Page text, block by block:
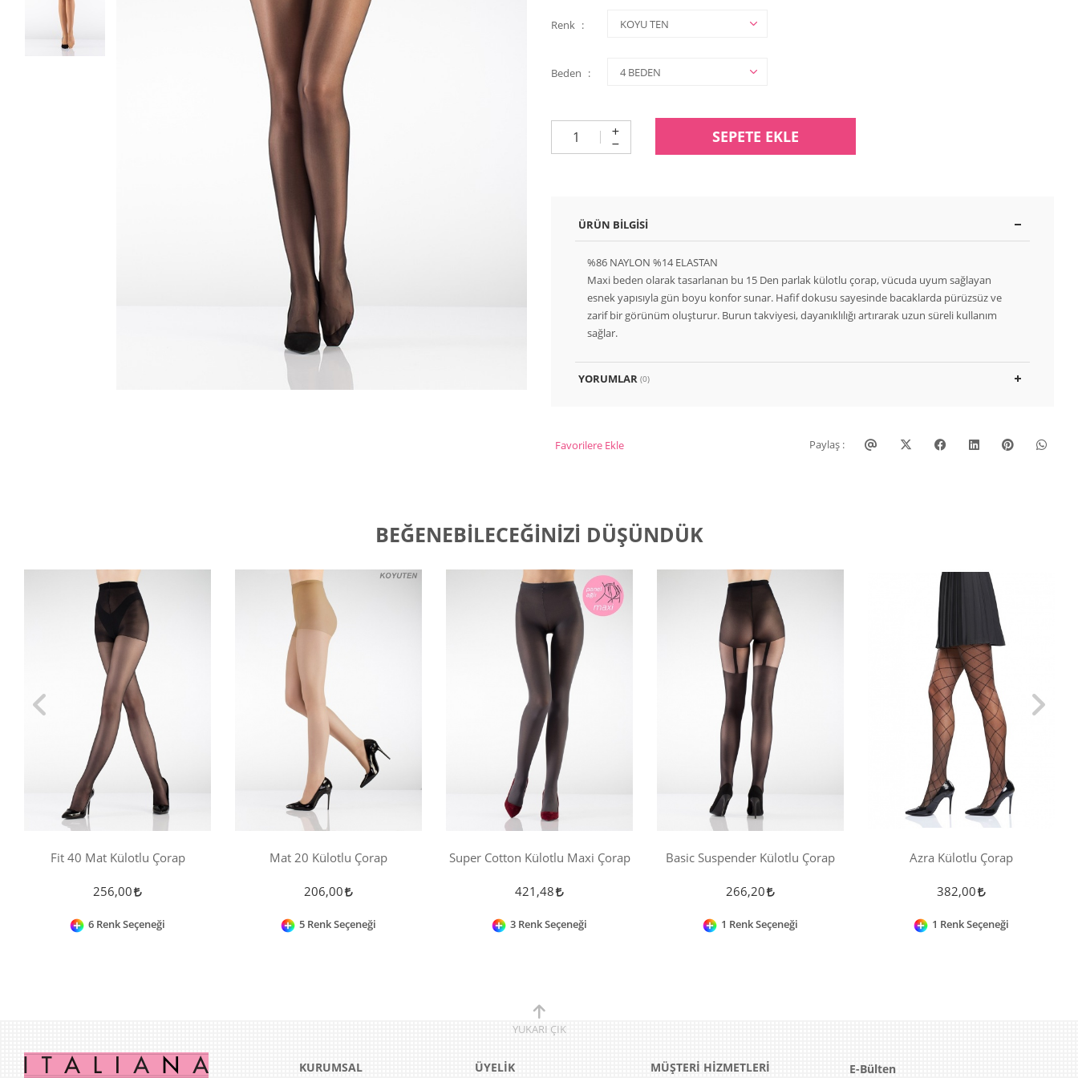
Renk
Beden
SEPETE EKLE
ÜRÜN BILGISI
%86 NAYLON %14 ELASTAN
Maxi beden olarak tasarlanan bu 15 Den parlak külotlu çorap, vücuda uyum sağlayan
esnek yapısıyla gün boyu konfor sunar. Hafif dokusu sayesinde bacaklarda pürüzsüz ve
zarif bir görünüm oluşturur. Burun takviyesi, dayanıklılığı artırarak uzun süreli kullanım
sağlar.
YORUMLAR (0)
Favorilere Ekle Paylaş :
BEĞENEBILECEĞINIZI DÜŞÜNDÜK
Fit 40 Mat Külotlu Çorap
256,00
6 Renk Seçeneği
Mat 20 Külotlu Çorap
206,00
5 Renk Seçeneği
Super Cotton Külotlu Maxi Çorap
421,48
3 Renk Seçeneği
Basic Suspender Külotlu Çorap
266,20
1 Renk Seçeneği
Azra Külotlu Çorap
382,00
1 Renk Seçeneği
YUKARI ÇIK
KURUMSAL ÜYELİK MÜŞTERİ HİZMETLERİ E-Bülten